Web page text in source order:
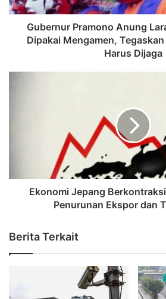
Gubernur Pramono Anung
Dipakai Mengamen,
Harus Dijaga
Ekonomi Jepang
Penurunan Ekspor dan
Berita Terkait